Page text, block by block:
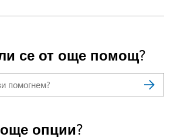
се от още помощ?
опции?